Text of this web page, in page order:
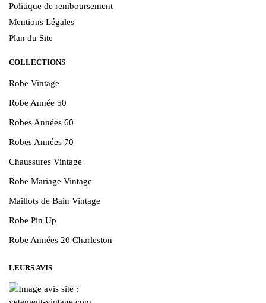
Politique de remboursement
Mentions Légales
Plan du Site
COLLECTIONS
Robe Vintage
Robe Année 50
Robes Années 60
Robes Années 70
Chaussures Vintage
Robe Mariage Vintage
Maillots de Bain Vintage
Robe Pin Up
Robe Années 20 Charleston
LEURS AVIS